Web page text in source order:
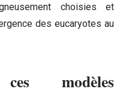
choisies et
des eucaryotes au
modèles